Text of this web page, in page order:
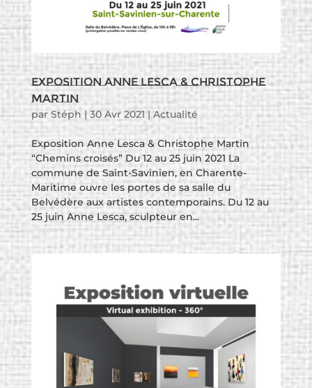
Exposition Anne Lesca & Christophe
Martin
par Stéph|30 Avr 2021 | Actualité
Exposition Anne Lesca & Christophe Martin
“Chemins croisés” Du 12 au 25 juin 2021 La
commune de Saint-Savinien, en Charente-
Maritime ouvre les portes de sa salle du
Belvédère aux artistes contemporains. Du 12 au
25 juin Anne Lesca, sculpteur en...